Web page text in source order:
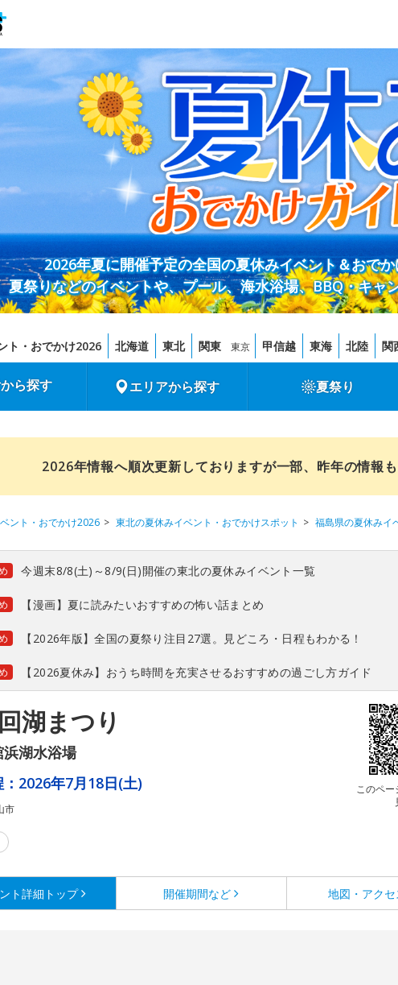
2026年夏に開催予定の全国の夏休みイベント＆おで
夏祭りなどのイベントや、プール、海水浴場、BBQ・キャ
ト・おでかけ2026 北海道 東北 関東 東京 甲信越 東海 北陸 関
ら探す エリアから探す 夏祭り
2026年情報へ順次更新しておりますが一部、昨年の情報
ント・おでかけ2026 東北の夏休みイベント・おでかけスポット 福島県の夏休みイ
今週末8/8(土)～8/9(日)開催の東北の夏休みイベント一覧
【漫画】夏に読みたいおすすめの怖い話まとめ
【2026年版】全国の夏祭り注目27選。見どころ・日程もわかる！
【2026夏休み】おうち時間を充実させるおすすめの過ごし方ガイド
湖まつり
湖水浴場
このペ
2026年7月18日(土)
市
ト詳細 トップ 開催期間など 地図・アクセ